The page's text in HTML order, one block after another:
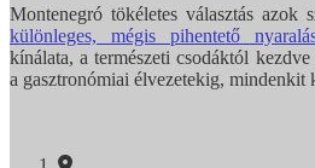
Montenegró tökéletes választás azok
különleges, mégis pihentető
kínálata, a természeti csodáktól
a gasztronómiai élvezetekig, mindenkit